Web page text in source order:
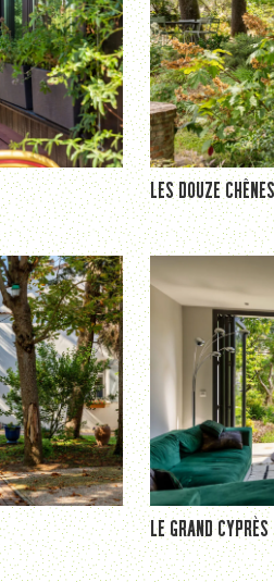
LES DOUZE CHÊNES
LE GRAND CYPRÈS